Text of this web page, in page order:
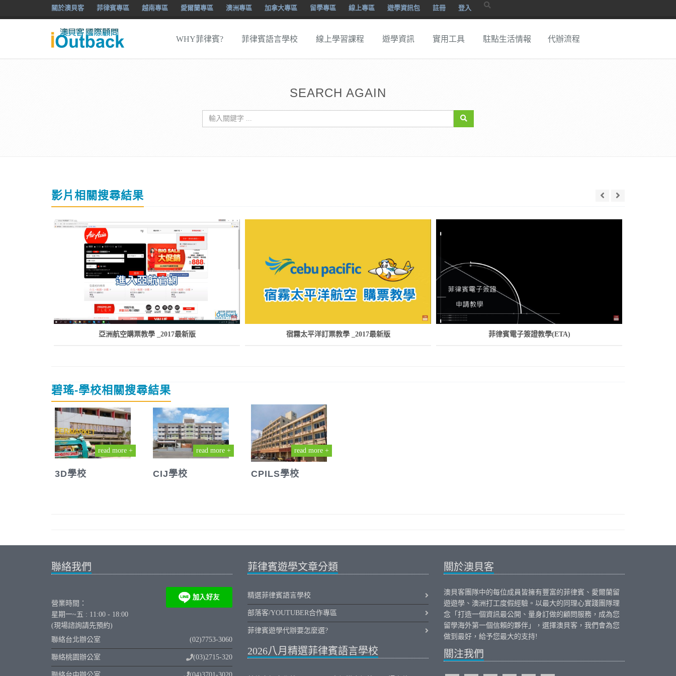
關於澳貝客 菲律賓專區 越南專區 愛爾蘭專區 澳洲專區 加拿大專區 留學專區 線上專區 遊學資訊包 註冊 登入
WHY菲律賓? 菲律賓語言學校 線上學習課程 遊學資訊 實用工具 駐點生活情報 代辦流程
SEARCH AGAIN
影片相關搜尋結果
亞洲航空購票教學 _2017最新版 宿霧太平洋訂票教學 _2017最新版 菲律賓電子簽證教學(ETA)
碧瑤-學校相關搜尋結果
read more +
3D學校
read more +
CIJ學校
read more +
CPILS學校
聯絡我們
營業時間：
星期一~五 : 11:00 - 18:00
(現場諮詢請先預約)
聯絡台北辦公室
(02)7753-3060
聯絡桃園辦公室 (03)2715-320
菲律賓遊學文章分類
精選菲律賓語言學校
部落客/YOUTUBER合作專區
菲律賓遊學代辦要怎麼選?
2026八月精選菲律賓語言學校
關於澳貝客
澳貝客團隊中的每位成員皆擁有豐富的菲律賓 、 愛爾蘭留
遊遊學、 澳洲打工度假經驗。以最大的同理心實踐團隊理
念「打造一個資訊最公開、量身訂做的顧問服務，成為您
留學海外第一個信賴的夥伴」，選擇澳貝客，我們會為您
做到最好，給予您最大的支持!
關注我們